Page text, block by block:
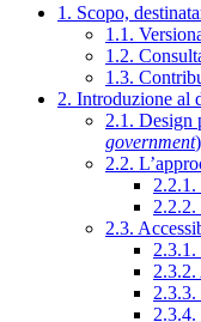
1. Scopo,
1.1.
1.2.
1.3.
2. Introduzione al
2.1. Design
government)
2.2.
2.2.1.
2.3.
2.3.2.
2.3.3.
2.3.4.